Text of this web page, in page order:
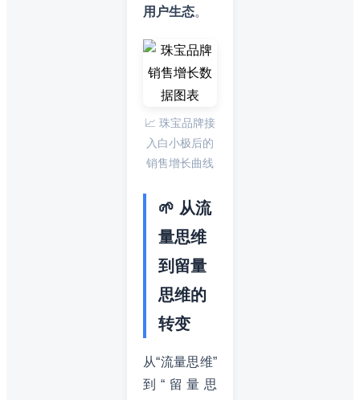
用户生态。
📈 珠宝品牌接
入白小极后的
销售增长曲线
🌱 从流
量思维
到留量
思维的
转变
从“流量思维”
到“留量思